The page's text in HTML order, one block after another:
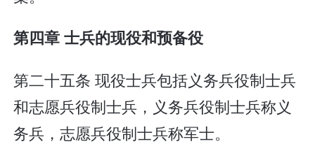
第四章 士兵的现役和预备役
第二十五条 现役士兵包括义务兵役制士兵
和志愿兵役制士兵，义务兵役制士兵称义
务兵，志愿兵役制士兵称军士。